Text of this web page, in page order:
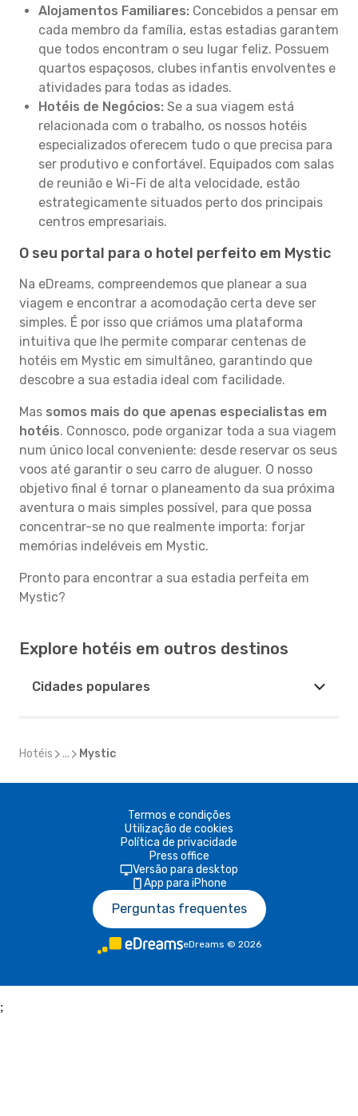
Alojamentos Familiares: Concebidos a pensar em
cada membro da família, estas estadias garantem
que todos encontram o seu lugar feliz. Possuem
quartos espaçosos, clubes infantis envolventes e
atividades para todas as idades.
Hotéis de Negócios: Se a sua viagem está
relacionada com o trabalho, os nossos hotéis
especializados oferecem tudo o que precisa para
ser produtivo e confortável. Equipados com salas
de reunião e Wi-Fi de alta velocidade, estão
estrategicamente situados perto dos principais
centros empresariais.
O seu portal para o hotel perfeito em Mystic
Na eDreams, compreendemos que planear a sua
viagem e encontrar a acomodação certa deve ser
simples. É por isso que criámos uma plataforma
intuitiva que lhe permite comparar centenas de
hotéis em Mystic em simultâneo, garantindo que
descobre a sua estadia ideal com facilidade.
Mas somos mais do que apenas especialistas em
hotéis. Connosco, pode organizar toda a sua viagem
num único local conveniente: desde reservar os seus
voos até garantir o seu carro de aluguer. O nosso
objetivo final é tornar o planeamento da sua próxima
aventura o mais simples possível, para que possa
concentrar-se no que realmente importa: forjar
memórias indeléveis em Mystic.
Pronto para encontrar a sua estadia perfeita em
Mystic?
Explore hotéis em outros destinos
Cidades populares
Hotéis ... Mystic
Termos e condições
Utilização de cookies
Política de privacidade
Press office
Versão para desktop
App para iPhone
Perguntas frequentes
eDreams © 2026
;